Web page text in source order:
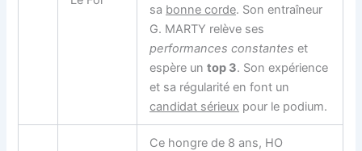
sa bonne corde. Son entraîneur
G. MARTY relève ses
performances constantes et
espère untop 3. Son expérience
et sa régularité en font un
candidat sérieux pour le podium.
Ce hongre de 8 ans, HO